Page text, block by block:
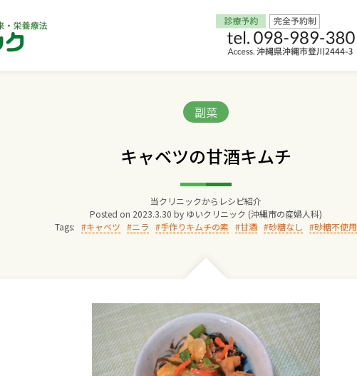
Categories:
副菜
キャベツの甘酒キムチ
当クリニックからレシピ紹介
Posted on 2023.3.30 by ゆいクリニック (沖縄市の産婦人科)
Tags:
キャベツ ニラ 手作りキムチの素 甘酒 砂糖なし 砂糖不使用
Home
交通アクセス
院長からのごあいさつ
ゆいクリニックの経営理念
診療料金
妊婦健診
お産について